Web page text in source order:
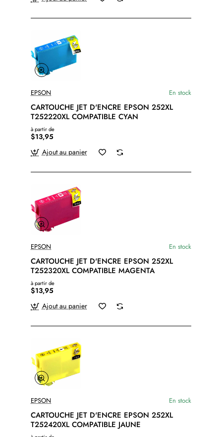
EPSON En stock
CARTOUCHE JET D'ENCRE EPSON 252XL
T252220XL COMPATIBLE CYAN
à partir de
$13,95
Ajout au panier
EPSON En stock
CARTOUCHE JET D'ENCRE EPSON 252XL
T252320XL COMPATIBLE MAGENTA
à partir de
$13,95
Ajout au panier
EPSON En stock
CARTOUCHE JET D'ENCRE EPSON 252XL
T252420XL COMPATIBLE JAUNE